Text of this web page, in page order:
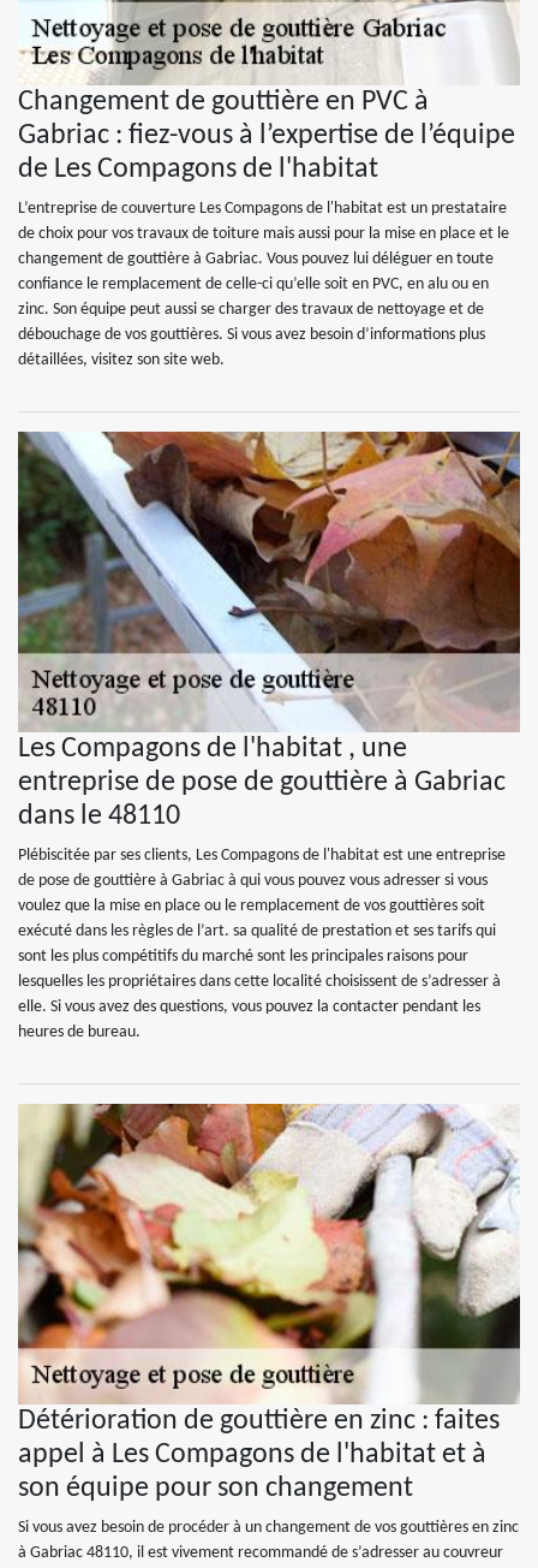
Changement de gouttière en PVC à
Gabriac : fiez-vous à l’expertise de l’équipe
de Les Compagons de l'habitat
L’entreprise de couverture Les Compagons de l'habitat est un prestataire
de choix pour vos travaux de toiture mais aussi pour la mise en place et le
changement de gouttière à Gabriac. Vous pouvez lui déléguer en toute
confiance le remplacement de celle-ci qu’elle soit en PVC, en alu ou en
zinc. Son équipe peut aussi se charger des travaux de nettoyage et de
débouchage de vos gouttières. Si vous avez besoin d’informations plus
détaillées, visitez son site web.
Les Compagons de l'habitat , une
entreprise de pose de gouttière à Gabriac
dans le 48110
Plébiscitée par ses clients, Les Compagons de l'habitat est une entreprise
de pose de gouttière à Gabriac à qui vous pouvez vous adresser si vous
voulez que la mise en place ou le remplacement de vos gouttières soit
exécuté dans les règles de l’art. sa qualité de prestation et ses tarifs qui
sont les plus compétitifs du marché sont les principales raisons pour
lesquelles les propriétaires dans cette localité choisissent de s’adresser à
elle. Si vous avez des questions, vous pouvez la contacter pendant les
heures de bureau.
Détérioration de gouttière en zinc : faites
appel à Les Compagons de l'habitat et à
son équipe pour son changement
Si vous avez besoin de procéder à un changement de vos gouttières en zinc
à Gabriac 48110, il est vivement recommandé de s’adresser au couvreur